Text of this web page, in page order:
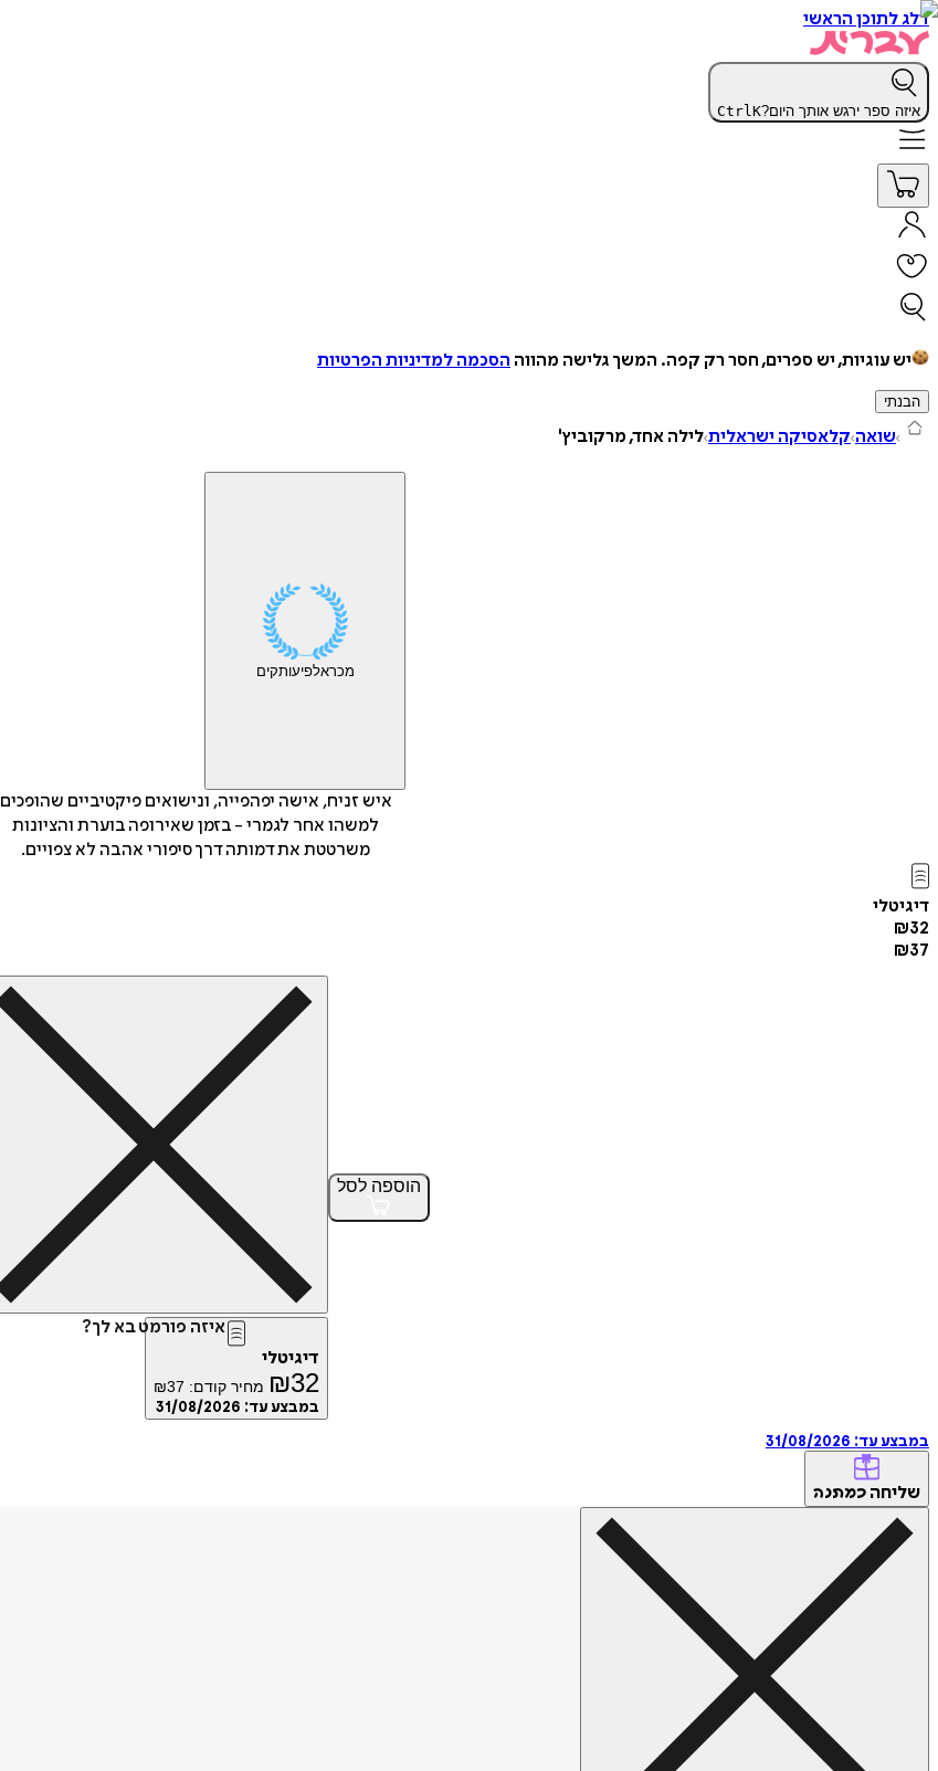
דלג לתוכן הראשי
איזה ספר ירגש אותך היום? CtrlK
יש עוגיות, יש ספרים, חסר רק קפה. המשך גלישה מהווה הסכמה למדיניות הפרטיות
הבנתי
שואה קלאסיקה ישראלית לילה אחד, מרקוביץ'
מכראלפיעותקים
איש זניח, אישה יפהפייה, ונישואים פיקטיביים שהופכים
למשהו אחר לגמרי - בזמן שאירופה בוערת והציונות
משרטטת את דמותה דרך סיפורי אהבה לא צפויים.
דיגיטלי
₪32
₪37
הוספה לסל
איזה פורמט בא לך?
דיגיטלי
₪32 מחיר קודם: ₪37
במבצע עד: 31/08/2026
במבצע עד: 31/08/2026
שליחה כמתנה